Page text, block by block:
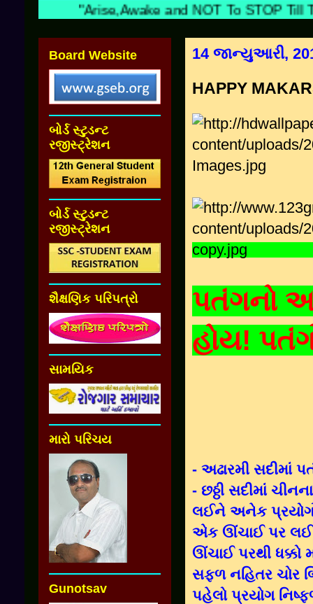
"Arise,Awake and NOT To STOP Till
14 જાન્યુઆરી,
HAPPY
પતંગનો
હોય!
- અઢારમી સદીમાં
- છઠ્ઠી સદીમાં
લઈને અનેક પ્રયોગો
એક ઊંચાઈ પર લઈ
ઊંચાઈ પરથી ધક્કો
સફળ નહિતર ચોર
પહેલો પ્રયોગ
Board Website
બોર્ડ સ્ટુડન્ટ
રજીસ્ટ્રેશન
બોર્ડ સ્ટુડન્ટ
રજીસ્ટ્રેશન
શૈક્ષણિક પરિપત્રો
સામયિક
મારો પરિચય
Gunotsav